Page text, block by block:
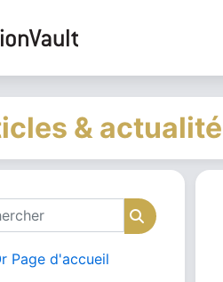
& actualité
Rechercher
Page d'accueil